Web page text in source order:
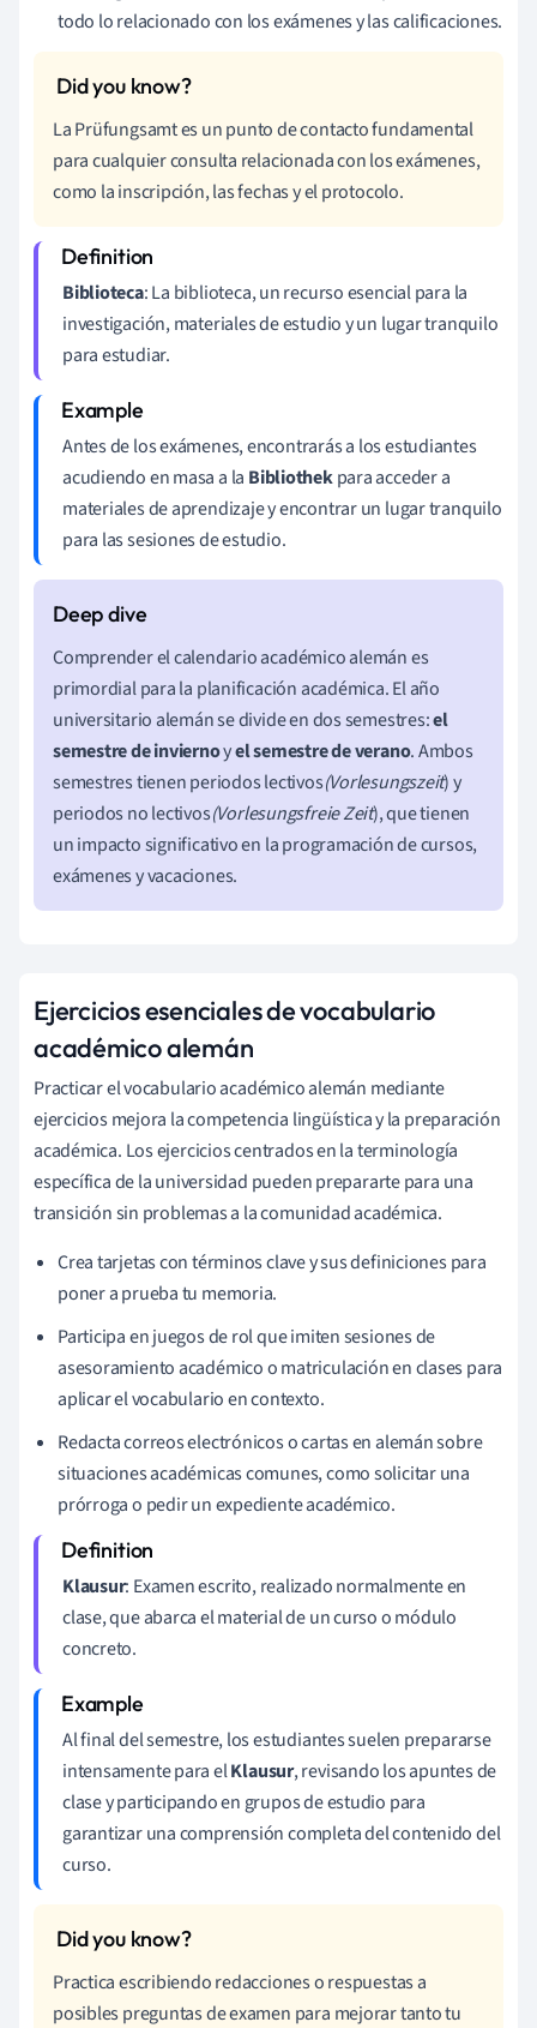
todo lo relacionado con los exámenes y las calificaciones.
La Prüfungsamt es un punto de contacto fundamental
para cualquier consulta relacionada con los exámenes,
como la inscripción, las fechas y el protocolo.
Biblioteca: La biblioteca, un recurso esencial para la
investigación, materiales de estudio y un lugar tranquilo
para estudiar.
Antes de los exámenes, encontrarás a los estudiantes
acudiendo en masa a la Bibliothekpara acceder a
materiales de aprendizaje y encontrar un lugar tranquilo
para las sesiones de estudio.
Comprender el calendario académico alemán es
primordial para la planificación académica. El año
universitario alemán se divide en dos semestres:el
semestre de inviernoyel semestre de verano. Ambos
semestres tienen periodos lectivos(Vorlesungszeit) y
periodos no lectivos(Vorlesungsfreie Zeit), que tienen
un impacto significativo en la programación de cursos,
exámenes y vacaciones.
Ejercicios esenciales de vocabulario
académico alemán
Practicar el vocabulario académico alemán mediante
ejercicios mejora la competencia lingüística y la preparación
académica. Los ejercicios centrados en la terminología
específica de la universidad pueden prepararte para una
transición sin problemas a la comunidad académica.
Crea tarjetas con términos clave y sus definiciones para
poner a prueba tu memoria.
Participa en juegos de rol que imiten sesiones de
asesoramiento académico o matriculación en clases para
aplicar el vocabulario en contexto.
Redacta correos electrónicos o cartas en alemán sobre
situaciones académicas comunes, como solicitar una
prórroga o pedir un expediente académico.
Klausur: Examen escrito, realizado normalmente en
clase, que abarca el material de un curso o módulo
concreto.
Al final del semestre, los estudiantes suelen prepararse
intensamente para elKlausur, revisando los apuntes de
clase y participando en grupos de estudio para
garantizar una comprensión completa del contenido del
curso.
Practica escribiendo redacciones o respuestas a
posibles preguntas de examen para mejorar tanto tu